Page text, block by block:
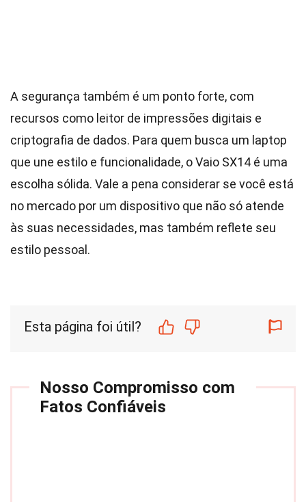
A segurança também é um ponto forte, com
recursos como leitor de impressões digitais e
criptografia de dados. Para quem busca um laptop
que une estilo e funcionalidade, o Vaio SX14 é uma
escolha sólida. Vale a pena considerar se você está
no mercado por um dispositivo que não só atende
às suas necessidades, mas também reflete seu
estilo pessoal.
Esta página foi útil?
Nosso Compromisso com
Fatos Confiáveis